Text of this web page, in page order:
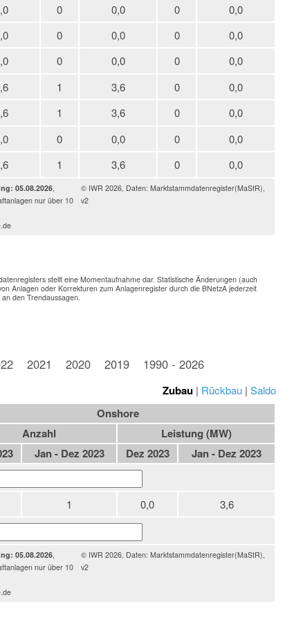
0 0,0 0
0,0
0 0,0 0
0,0
0 0,0 0
0,0
1 3,6 0
0,0
1 3,6 0
0,0
0 0,0 0
0,0
1 3,6 0 0,0
05.08.2026,
nur über 10
© IWR 2026, Daten: Marktstammdatenregister(MaStR),
v2
stellt eine Momentaufnahme dar. Statistische Änderungen (auch
Anlagen oder Korrekturen zum Anlagenregister durch die BNetzA jederzeit
den Trendaussagen.
2021 2020 2019 1990 - 2026
Zubau | Rückbau | Saldo
Onshore
Anzahl
Leistung (MW)
Jan - Dez 2023 Dez 2023 Jan - Dez 2023
1 0,0 3,6
05.08.2026,
nur über 10
© IWR 2026, Daten: Marktstammdatenregister(MaStR),
v2